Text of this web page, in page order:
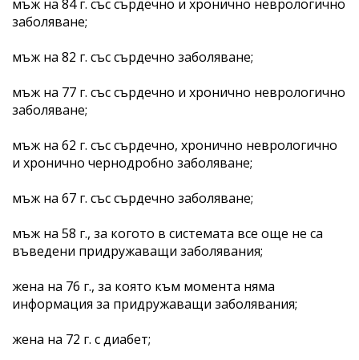
мъж на 84 г. със сърдечно и хронично неврологично
заболяване;
мъж на 82 г. със сърдечно заболяване;
мъж на 77 г. със сърдечно и хронично неврологично
заболяване;
мъж на 62 г. със сърдечно, хронично неврологично
и хронично чернодробно заболяване;
мъж на 67 г. със сърдечно заболяване;
мъж на 58 г., за когото в системата все още не са
въведени придружаващи заболявания;
жена на 76 г., за която към момента няма
информация за придружаващи заболявания;
жена на 72 г. с диабет;